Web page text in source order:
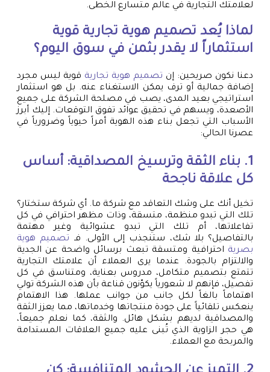
لعلامتك التجارية في عالم متسارع الخطى.
لماذا يُعد تصميم هوية تجارية قوية
استثماراً لا يقدر بثمن في سوق اليوم؟
دعنا نكون صريحين: إن تصميم هوية تجارية قوية ليس مجرد
إضافة جمالية أو ترف يمكن الاستغناء عنه. بل هو استثمار
استراتيجي بعيد المدى، يصب في مصلحة الشركة على جميع
الأصعدة، ويسهم في تحقيق عوائد تفوق التوقعات. إليك أبرز
الأسباب التي تجعل بناء هذه الهوية أمراً حيوياً وضرورياً في
عصرنا الحالي:
1. بناء الثقة وترسيخ المصداقية: أساس
كل علاقة ناجحة
تخيل أنك على وشك التعاقد مع شركة ما. أي شركة ستختار؟
تلك التي تبدو منظمة، متسقة، وذات مظهر احترافي في كل
تفاعلاتها، أم تلك التي تبدو عشوائية وغير مهتمة
بالتفاصيل؟ بلا شك، ستنجذب إلى الأولى. فـ تصميم هوية
بصرية احترافية ومتسقة تبعث برسائل واضحة عن الجدية
والالتزام بالجودة. عندما يرى العملاء أن علامتك التجارية
تتمتع بتصميم متكامل، مدروس بعناية، ومتناسق في كل
تفصيل، فإنهم لا شعورياً يكوّنون قناعة بأن هذه الشركة تولي
اهتماماً بالغاً لكل جانب من جوانب عملها. هذا الاهتمام
ينعكس تلقائياً على جودة منتجاتها وخدماتها، مما يعزز الثقة
والمصداقية لديهم بشكل هائل. والثقة، كما نعلم جميعاً،
هي حجر الزاوية الذي تُبنى عليه جميع العلاقات المستدامة
والمربحة مع العملاء.